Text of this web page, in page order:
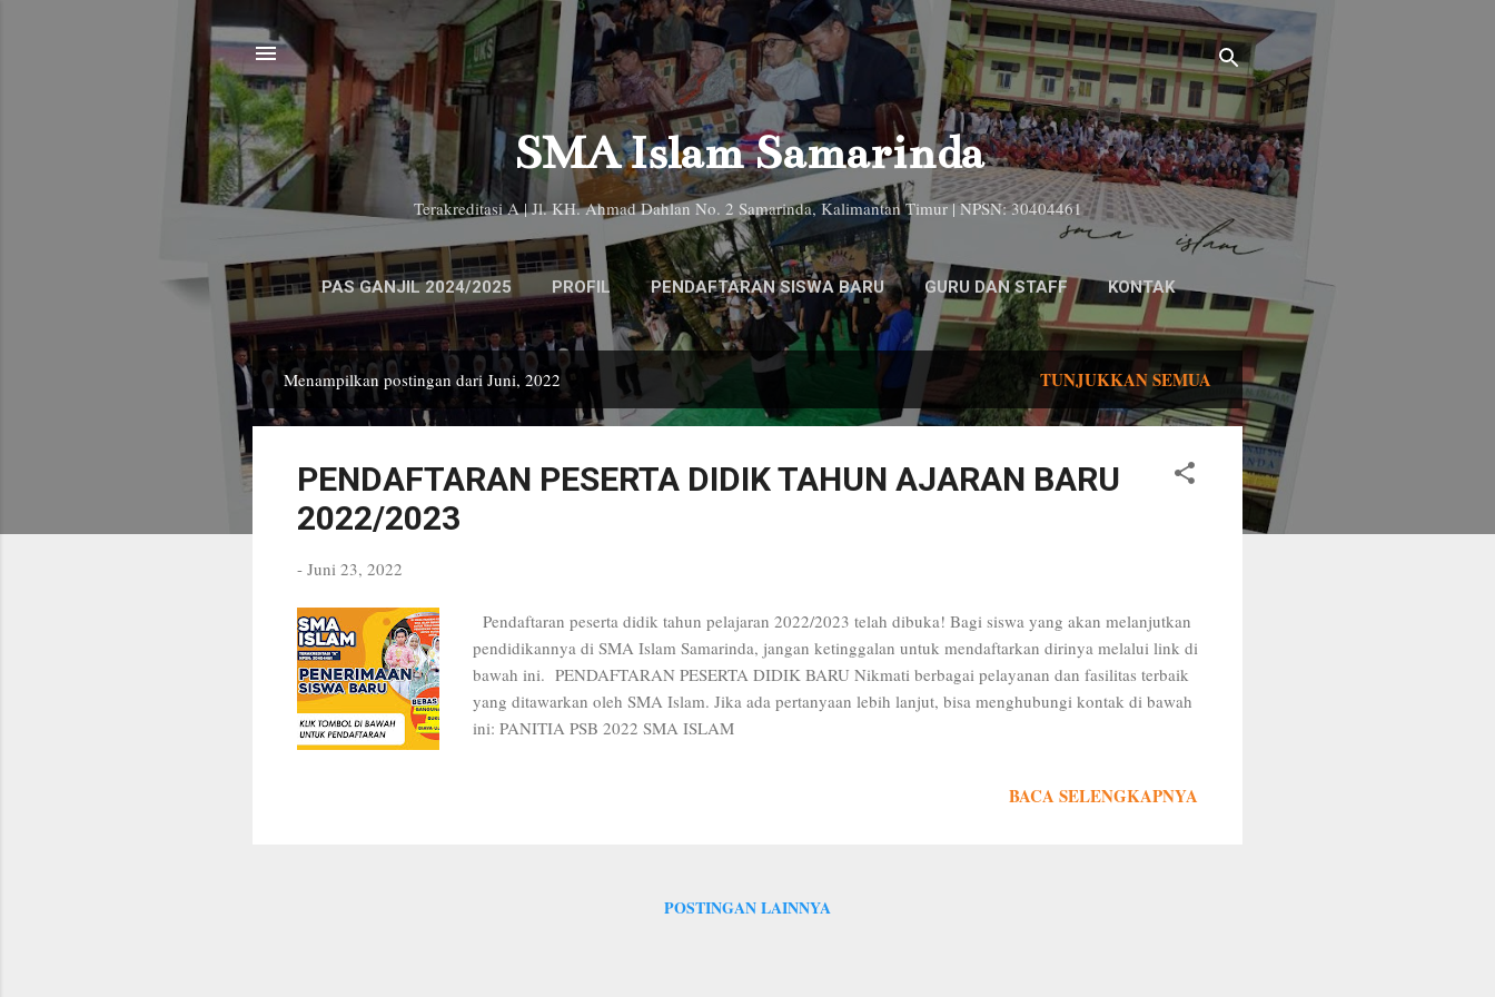
Langsung ke konten utama
SMA Islam Samarinda
Terakreditasi A | Jl. KH. Ahmad Dahlan No. 2 Samarinda, Kalimantan Timur | NPSN: 30404461
PAS GANJIL 2024/2025 PROFIL PENDAFTARAN SISWA BARU GURU DAN STAFF KONTAK
LAINNYA… PEMBUATAN SURAT DAN KARTU
P
o
Menampilkan postingan dari Juni, 2022 TUNJUKKAN SEMUA
PENDAFTARAN PESERTA DIDIK TAHUN AJARAN BARU
2022/2023
- Juni 23, 2022
Pendaftaran peserta didik tahun pelajaran 2022/2023 telah dibuka! Bagi siswa yang akan melanjutkan
pendidikannya di SMA Islam Samarinda, jangan ketinggalan untuk mendaftarkan dirinya melalui link di
bawah ini. PENDAFTARAN PESERTA DIDIK BARU Nikmati berbagai pelayanan dan fasilitas terbaik
yang ditawarkan oleh SMA Islam. Jika ada pertanyaan lebih lanjut, bisa menghubungi kontak di bawah
ini: PANITIA PSB 2022 SMA ISLAM
BACA SELENGKAPNYA
POSTINGAN LAINNYA